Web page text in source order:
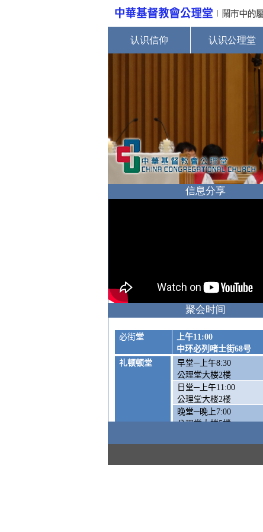
认识信仰 认识公理堂
信息分享
聚会时间
必街堂 上午11:00
中环必列啫士街68号
礼顿顿堂
早堂─上午8:30
公理堂大楼2楼
日堂─上午11:00
公理堂大楼2楼
晚堂─晚上7:00
公理堂大楼5楼
周六崇拜—下午5:00